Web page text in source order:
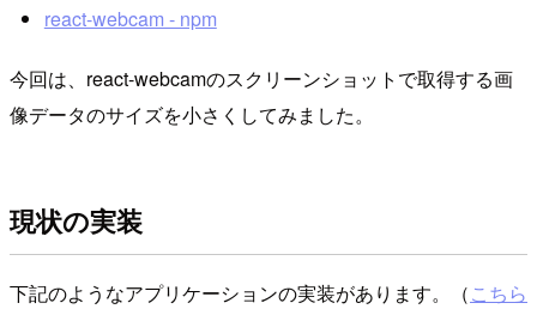
react-webcam - npm
今回は、react-webcamのスクリーンショットで取得する画
像データのサイズを小さくしてみました。
現状の実装
下記のようなアプリケーションの実装があります。（こちら